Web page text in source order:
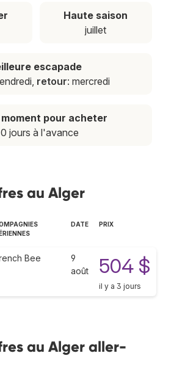
Haute saison
juillet
escapade
retour: mercredi
pour acheter
jours à l'avance
au Alger
DATE PRIX
Bee
9
août
504 $
il y a 3 jours
au Alger aller-